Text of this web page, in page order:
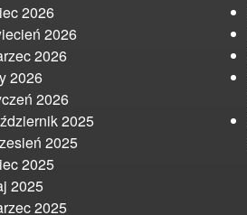
2026
2026
2026
2026
2026
2025
2025
2025
2025
2025